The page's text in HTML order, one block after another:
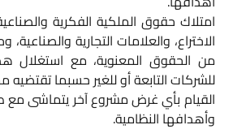
امتلاك حقوق الملكية الفكرية
الاختراع، والعلامات التجارية
من الحقوق المعنوية، مع استغلال
للشركات التابعة أو للغير حسبما
القيام بأي غرض مشروع آخر يتماشى مع
وأهدافها النظامية.